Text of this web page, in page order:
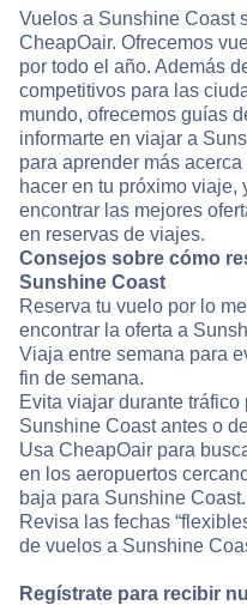
Vuelos a Sunshine Coast
CheapOair. Ofrecemos
por todo el año. Además
competitivos para las
mundo, ofrecemos guías
informarte en viajar a
para aprender más
hacer en tu próximo viaje,
encontrar las mejores
en reservas de viajes.
Consejos sobre cómo
Sunshine Coast
Reserva tu vuelo por lo
encontrar la oferta a
Viaja entre semana para
fin de semana.
Evita viajar durante
Sunshine Coast antes o
Usa CheapOair para
en los aeropuertos
baja para Sunshine Coast.
Revisa las fechas
de vuelos a Sunshine
Regístrate para recibir